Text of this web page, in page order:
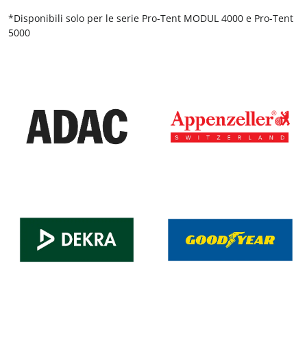
*Disponibili solo per le serie Pro-Tent MODUL 4000 e Pro-Tent
5000